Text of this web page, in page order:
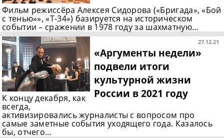
Фильм режиссёра Алексея Сидорова («Бригада», «Бой
с тенью»», «Т-34») базируется на историческом
событии – сражении в 1978 году за шахматную…
27.12.21
«Аргументы недели»
подвели итоги
культурной жизни
России в 2021 году
К концу декабря, как
всегда,
активизировались журналисты с вопросом про
самые заметные события уходящего года. Казалось
бы, отчего…